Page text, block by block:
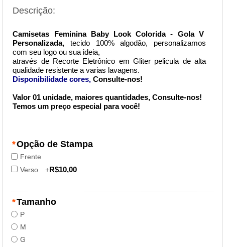
Descrição:
Camisetas Feminina Baby Look Colorida - Gola V
Personalizada,tecido 100% algodão, personalizamos
com seu logo ou sua ideia,
através de Recorte Eletrônico em Gliter pelicula de alta
qualidade resistente a varias lavagens.
Disponibilidade cores,Consulte-nos!
Valor 01 unidade, maiores quantidades, Consulte-nos!
Temos um preço especial para você!
*Opção de Stampa
Frente
Verso
+R$10,00
*Tamanho
P
M
G